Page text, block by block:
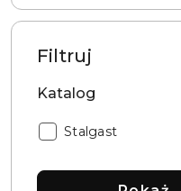
Filtruj
Katalog
Katalog:
Stalgast